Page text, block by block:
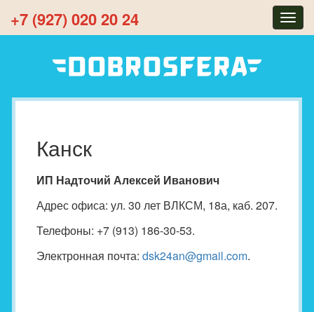
+7 (927) 020 20 24
Канск
ИП Надточий Алексей Иванович
Адрес офиса: ул. 30 лет ВЛКСМ, 18а, каб. 207.
Телефоны: +7 (913) 186-30-53.
Электронная почта: dsk24an@gmail.com.